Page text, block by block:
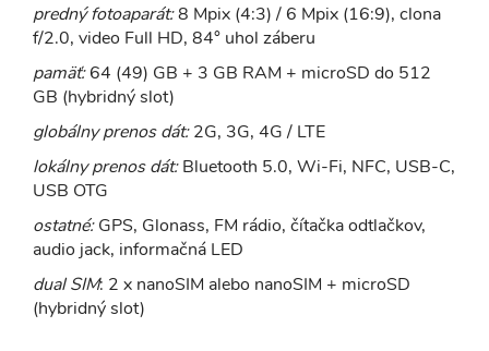
predný fotoaparát:8 Mpix (4:3) / 6 Mpix (16:9), clona
f/2.0, video Full HD, 84° uhol záberu
pamäť:64 (49) GB + 3 GB RAM + microSD do 512
GB (hybridný slot)
globálny prenos dát:2G, 3G, 4G / LTE
lokálny prenos dát:Bluetooth 5.0, Wi-Fi, NFC, USB-C,
USB OTG
ostatné:GPS, Glonass, FM rádio, čítačka odtlačkov,
audio jack, informačná LED
dual SIM: 2 x nanoSIM alebo nanoSIM + microSD
(hybridný slot)